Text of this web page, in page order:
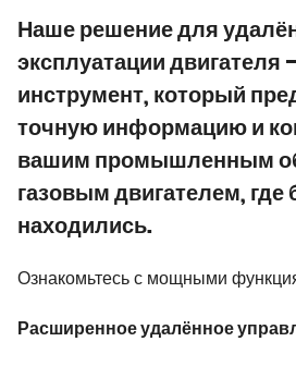
Наше решение для
эксплуатации двигателя
инструмент, который
точную информацию и
вашим промышленным
газовым двигателем,
находились.
Ознакомьтесь с мощными
Расширенное удалённое